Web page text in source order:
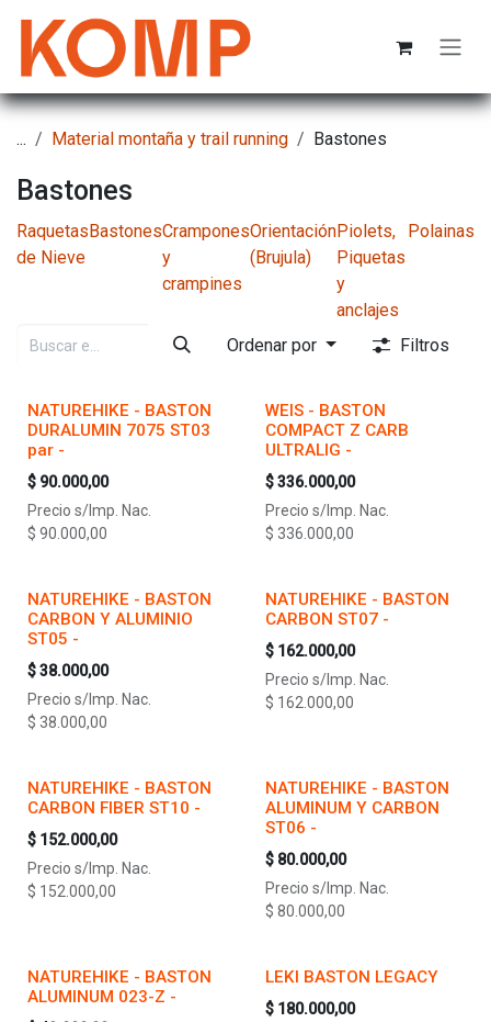
... Material montaña y trail running Bastones
Bastones
Raquetas
de Nieve
BastonesCrampones
y
crampines
Orientación
(Brujula)
Piolets,
Piquetas
y
anclajes
Polainas
Ordenar por Filtros
NATUREHIKE - BASTON
DURALUMIN 7075 ST03
par -
$ 90.000,00
Precio s/Imp. Nac.
$ 90.000,00
WEIS - BASTON
COMPACT Z CARB
ULTRALIG -
$336.000,00
Precio s/Imp. Nac.
$ 336.000,00
NATUREHIKE - BASTON
CARBON Y ALUMINIO
ST05 -
$38.000,00
Precio s/Imp. Nac.
$ 38.000,00
NATUREHIKE - BASTON
CARBON ST07 -
$ 162.000,00
Precio s/Imp. Nac.
$ 162.000,00
NATUREHIKE - BASTON
CARBON FIBER ST10 -
$ 152.000,00
Precio s/Imp. Nac.
$ 152.000,00
NATUREHIKE - BASTON
ALUMINUM Y CARBON
ST06 -
$ 80.000,00
Precio s/Imp. Nac.
$ 80.000,00
NATUREHIKE - BASTON
ALUMINUM 023-Z -
LEKI BASTON LEGACY
$ 180.000,00